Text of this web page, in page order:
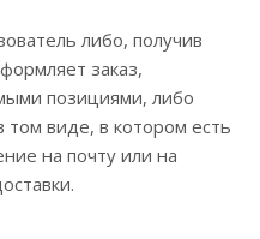
либо, получив
заказ,
позициями, либо
виде, в котором есть
на почту или на